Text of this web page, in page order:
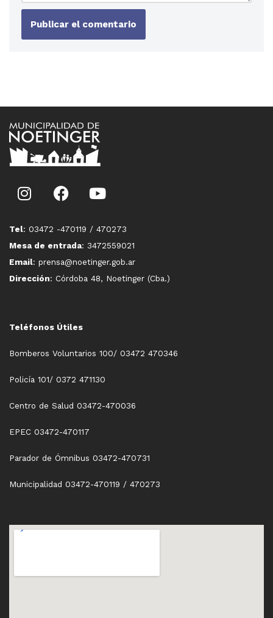
Tel: 03472 -470119 / 470273
Mesa de entrada: 3472559021
Email: prensa@noetinger.gob.ar
Dirección: Córdoba 48, Noetinger (Cba.)
Teléfonos Útiles
Bomberos Voluntarios 100/ 03472 470346
Policía 101/ 0372 471130
Centro de Salud 03472-470036
EPEC 03472-470117
Parador de Ómnibus 03472-470731
Municipalidad 03472-470119 / 470273